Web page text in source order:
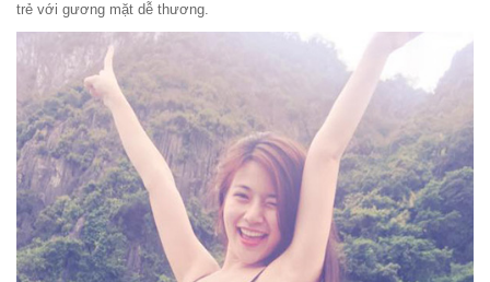
trẻ với gương mặt dễ thương.